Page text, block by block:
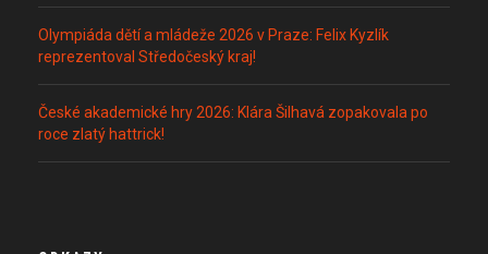
Olympiáda dětí a mládeže 2026 v Praze: Felix Kyzlík
reprezentoval Středočeský kraj!
České akademické hry 2026: Klára Šilhavá zopakovala po
roce zlatý hattrick!